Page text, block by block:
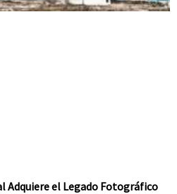
Adquiere el Legado Fotográfico